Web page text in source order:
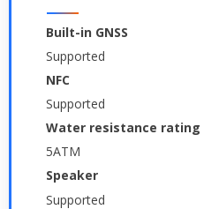
Built-in GNSS
Supported
NFC
Supported
Water resistance rating
5ATM
Speaker
Supported